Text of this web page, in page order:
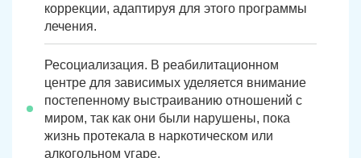
коррекции, адаптируя для этого программы
лечения.
Ресоциализация. В реабилитационном
центре для зависимых уделяется внимание
постепенному выстраиванию отношений с
миром, так как они были нарушены, пока
жизнь протекала в наркотическом или
алкогольном угаре.